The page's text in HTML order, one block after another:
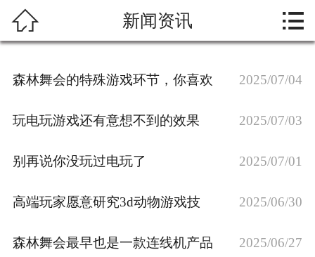
新闻资讯
游戏展示
在线留言
游戏攻略
 新闻资讯 
森林舞会的特殊游戏环节，你喜欢 2025/07/04
玩电玩游戏还有意想不到的效果 2025/07/03
别再说你没玩过电玩了 2025/07/01
高端玩家愿意研究3d动物游戏技 2025/06/30
森林舞会最早也是一款连线机产品 2025/06/27